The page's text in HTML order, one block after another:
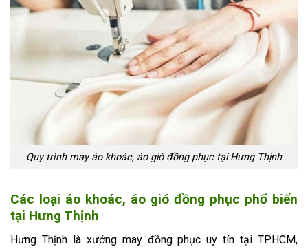
Quy trình may áo khoác, áo gió đồng phục tại Hưng Thịnh
Các loại áo khoác, áo gió đồng phục phổ biến
tại Hưng Thịnh
Hưng Thịnh là xưởng may đồng phục uy tín tại TP.HCM,